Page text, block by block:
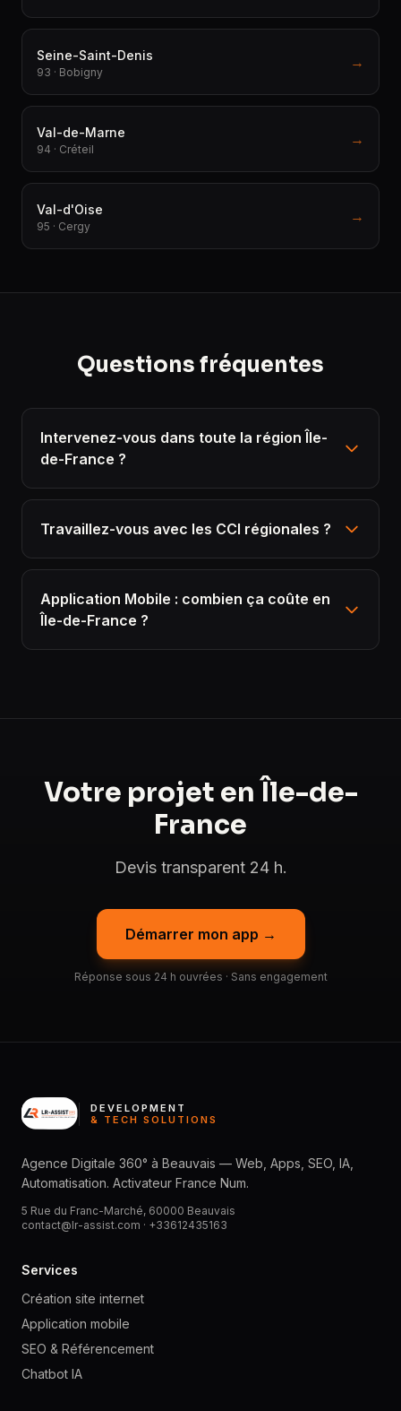
Seine-Saint-Denis
93 · Bobigny
→
Val-de-Marne
94 · Créteil
→
Val-d'Oise
95 · Cergy
→
Questions fréquentes
Intervenez-vous dans toute la région Île-
de-France ?
Travaillez-vous avec les CCI régionales ?
Application Mobile : combien ça coûte en
Île-de-France ?
Votre projet en Île-de-
France
Devis transparent 24 h.
Démarrer mon app →
Réponse sous 24 h ouvrées · Sans engagement
DEVELOPMENT
& TECH SOLUTIONS
Agence Digitale 360° à Beauvais — Web, Apps, SEO, IA,
Automatisation. Activateur France Num.
5 Rue du Franc-Marché, 60000 Beauvais
contact@lr-assist.com · +33612435163
Services
Création site internet
Application mobile
SEO & Référencement
Chatbot IA